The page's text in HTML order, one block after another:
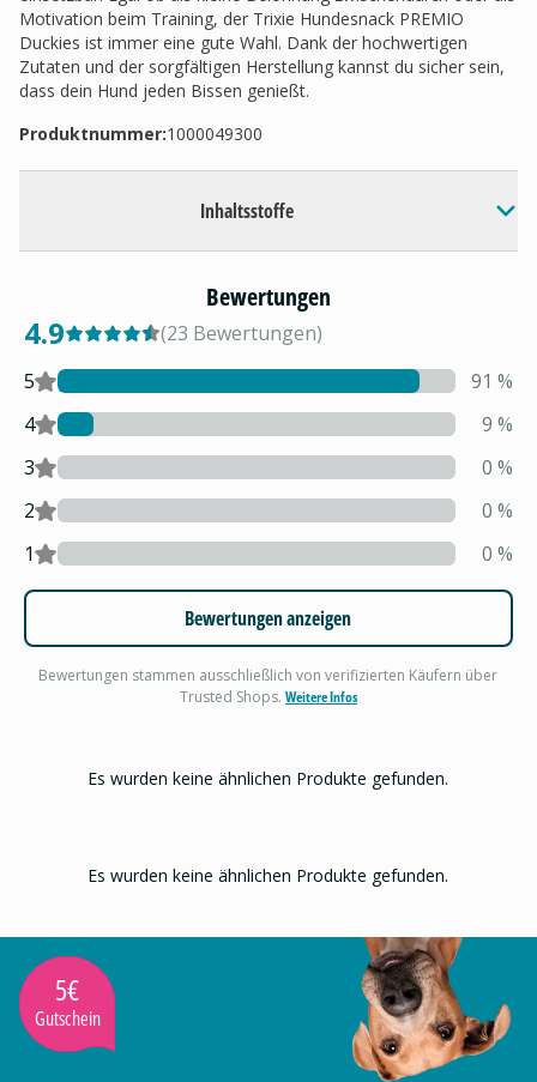
Motivation beim Training, der Trixie Hundesnack PREMIO
Duckies ist immer eine gute Wahl. Dank der hochwertigen
Zutaten und der sorgfältigen Herstellung kannst du sicher sein,
dass dein Hund jeden Bissen genießt.
Produktnummer:1000049300
Inhaltsstoffe
Bewertungen
4.9 (23 Bewertungen)
5
91 %
4
9 %
3
0 %
2
0 %
1
0 %
Bewertungen anzeigen
Bewertungen stammen ausschließlich von verifizierten Käufern über
Trusted Shops. Weitere Infos
Es wurden keine ähnlichen Produkte gefunden.
Es wurden keine ähnlichen Produkte gefunden.
5€
Gutschein